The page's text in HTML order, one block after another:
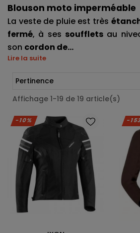
Blouson moto imperméable
La veste de pluie est très
fermé, à ses soufflets au
son cordon de...
Lire la suite
Pertinence
Affichage 1-19 de 19 article(s)
-10% -